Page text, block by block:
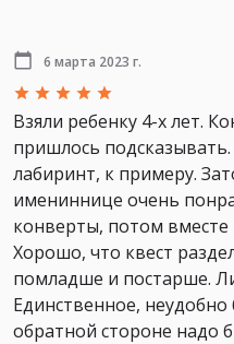
6 марта 2023 г.
Взяли ребенку 4-х лет.
пришлось
лабиринт, к примеру.
имениннице очень
конверты, потом вместе
Хорошо, что квест
помладше и постарше.
Единственное,
обратной стороне надо